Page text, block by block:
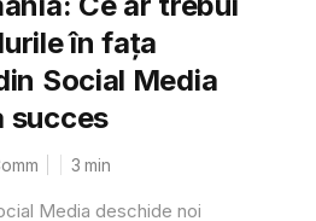
în fața
Social Media
succes
3 min
Media deschide noi